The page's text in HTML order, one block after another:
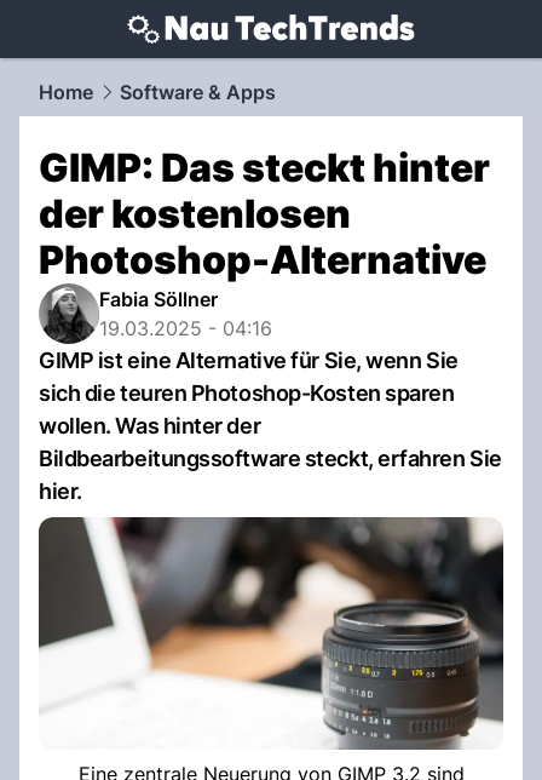
techtrends.NAU.ch
Home Software & Apps
GIMP: Das steckt hinter
der kostenlosen
Photoshop-Alternative
Fabia Söllner
19.03.2025 - 04:16
GIMP ist eine Alternative für Sie, wenn Sie
sich die teuren Photoshop-Kosten sparen
wollen. Was hinter der
Bildbearbeitungssoftware steckt, erfahren Sie
hier.
Eine zentrale Neuerung von GIMP 3.2 sind